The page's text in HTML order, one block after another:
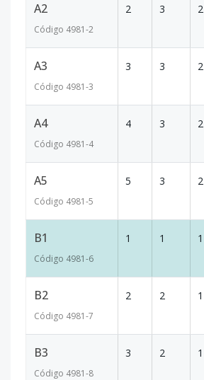
A2
Código 4981-2
2 3 2
A3
Código 4981-3
3 3 2
A4
Código 4981-4
4 3 2
A5
Código 4981-5
5 3 2
B1
Código 4981-6
1 1 1
B2
Código 4981-7
2 2 1
B3
Código 4981-8
3 2 1